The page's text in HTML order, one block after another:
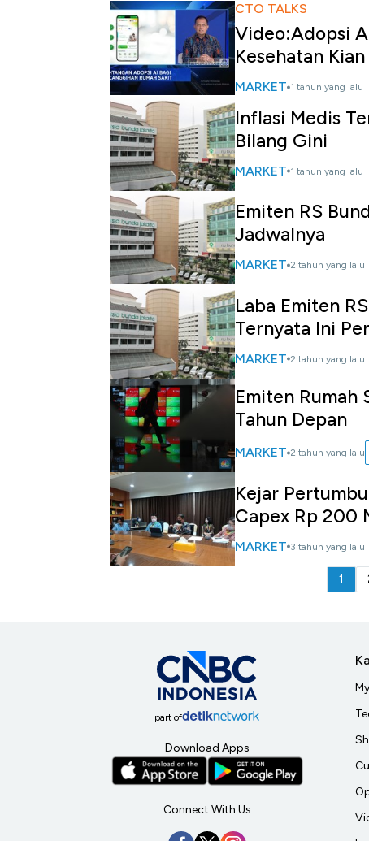
CTO TALKS
Video:Adopsi
Kesehatan
MARKET 1 tahun yang lalu
Inflasi Medis
Bilang Gini
MARKET 1 tahun yang lalu
Emiten RS
Jadwalnya
MARKET 2 tahun yang lalu
Laba Emiten
Ternyata Ini
MARKET 2 tahun yang lalu
Emiten Rumah
Tahun Depan
MARKET 2 tahun yang lalu
Kejar
Capex Rp 200
MARKET 3 tahun yang lalu
1
part of
Download Apps
Connect With Us